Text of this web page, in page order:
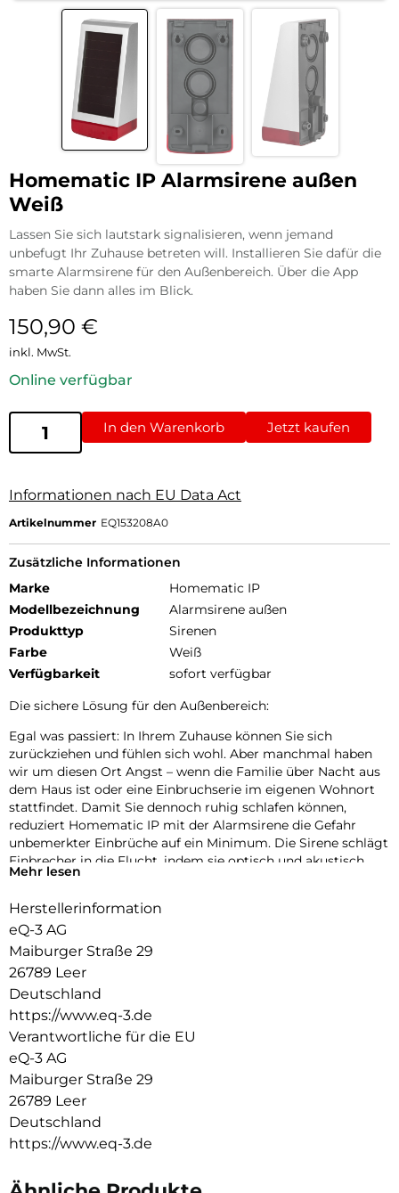
Homematic IP Alarmsirene außen
Weiß
Lassen Sie sich lautstark signalisieren, wenn jemand
unbefugt Ihr Zuhause betreten will. Installieren Sie dafür die
smarte Alarmsirene für den Außenbereich. Über die App
haben Sie dann alles im Blick.
150,90 €
inkl. MwSt.
Online verfügbar
In den Warenkorb Jetzt kaufen
Informationen nach EU Data Act
Artikelnummer EQ153208A0
Zusätzliche Informationen
Marke
Homematic IP
Modellbezeichnung
Alarmsirene außen
Produkttyp
Sirenen
Farbe
Weiß
Verfügbarkeit
sofort verfügbar
Die sichere Lösung für den Außenbereich:
Egal was passiert: In Ihrem Zuhause können Sie sich
zurückziehen und fühlen sich wohl. Aber manchmal haben
wir um diesen Ort Angst – wenn die Familie über Nacht aus
dem Haus ist oder eine Einbruchserie im eigenen Wohnort
stattfindet. Damit Sie dennoch ruhig schlafen können,
reduziert Homematic IP mit der Alarmsirene die Gefahr
unbemerkter Einbrüche auf ein Minimum. Die Sirene schlägt
Einbrecher in die Flucht, indem sie optisch und akustisch
alarmiert. Das bekommen nicht nur Sie mit, sondern auch
Unsere Produkte in neuer Dimension:
Drehen Sie das Produkt in alle Richtungen, zoomen Sie
heran und erleben Sie es in drei Dimensionen. So erhalten Sie
ein detailgenaues Bild von Ihren Lieblingsprodukten.
Ihre Vorteile auf einen Blick:
Sie wollen sicherer leben, Geld sparen und die Umwelt
schonen oder einfach Ihren Wohnkomfort erhöhen? Es gibt
viele gute Gründe für ein Smart Home. Finden Sie jetzt mehr
heraus!
Smarte Helfer für Ihr Zuhause:
passende Lösung. Folgen Sie unserer Empfehlung oder
Mehr lesen
Herstellerinformation
eQ-3 AG
Maiburger Straße 29
26789 Leer
Deutschland
https://www.eq-3.de
Verantwortliche für die EU
eQ-3 AG
Maiburger Straße 29
26789 Leer
Deutschland
https://www.eq-3.de